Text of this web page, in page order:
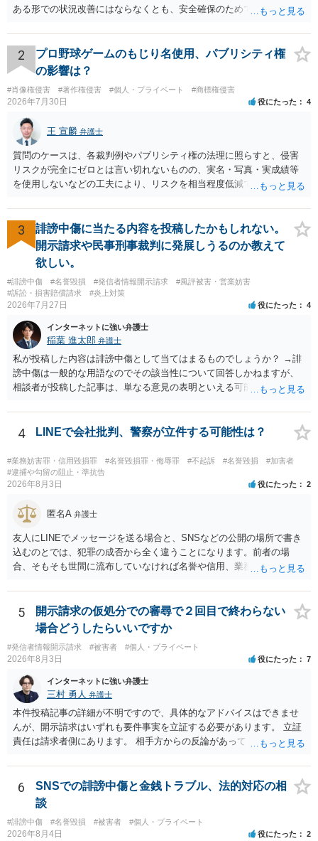
ある形での状況改善にはならなくとも、安全確保のためできることは
2
プロ野球ゲームのもじり名使用、パブリシティ権
の影響は？
#肖像権侵害 #著作権侵害 #個人・プライベート #商標権侵害
2026年7月30日 役にたった 4
王 宣麟 弁護士
質問のケースは、各裁判例やパブリシティ権の法理に照らすと、侵害
リスクが完全にゼロとは言い切れないものの、実名・写真・実成績等
を使用しないなどの工夫により、リスクを相当程度低減できる設計に
推測できる」という点は、裁判で争われた場合に「専ら顧客吸引力の
利用を目的とする」と判断される余地を残すため、一定の注意が必要
です。 また、広告収益の有無は、侵害判断に一定の影響を与える可能
性がありますが、決定的要因ではありません。 パブリシティ権侵害の
成否は、主に「専ら顧客吸引力の利用を目的とするか」という点で判
断されます。広告収益があることは「商業的目的」を強く示す要素で
すが、それだけで直ちに侵害となるわけではありません。完全無償・
非営利であれば「表現の自由」「創作物」としての側面が強く評価さ
れる可能性があります。一方、広告収益がある場合は「商業利用」と
しての色彩が強まり、リスクが高まる可能性があります。 公開前に変
更・確認しておく事項については、公開の場でアドバイスするにも限
界があるかと思うので、資料等を持参の上、弁護士に相談されること
も一つかと存じます。
3
誹謗中傷に当たる内容を投稿したかもしれない。
開示請求や民事刑事裁判に発展しうるのか教えて
欲しい。
#誹謗中傷 #名誉毀損 #発信者情報開示請求
#風評被害・営業妨害
#訴訟・損害賠償請求
#炎上対策
2026年7月27日 役にたった 4
インターネットに強い弁護士
稲葉 進太郎 弁護士
私が投稿した内容は誹謗中傷として当てはまるものでしょうか？ →誹
謗中傷は一般的な用語なのでその該当性について回答しかねますが、
相談者が投稿した記事は、単なる意見の表明といえる可能性が高く、
て、開示請求が認められたり、民事裁判や刑事裁判に発展しうるもの
でしょうか？ →権利侵害や、名誉毀損・侮辱に該当する可能性が低い
ため、民事裁判や刑事裁判に発展することはあまり考えられないよう
に思われます。
4 LINEで会社批判、警察が立件する可能性は？
#業務妨害罪・信用毀損罪 #名誉毀損罪・侮辱罪 #不起訴 #名誉毀損
#加害者
#逮捕や勾留の阻止・準抗告
2026年8月3日 役にたった 2
匿名A 弁護士
友人にLINEでメッセージを送る場合と、SNSなどの公開の場所で書き
込むのとでは、犯罪の成否から全く違うことになります。前者の場
合、そもそも世間に流布していなければ名誉や信用、業務にかかる犯
5
開示請求の仮処分での審尋で２回目で終わらない
場合どうしたらいいですか
#発信者情報開示請求 #被害者 #個人・プライベート
2026年8月3日 役にたった 7
インターネットに強い弁護士
三村 勇人 弁護士
本件投稿記事の詳細が不明ですので、具体的なアドバイスはできませ
んが、開示請求はいずれも要件事実を立証する必要があります。 立証
責任は請求者側にあります。 相手方からの反論があっても、裁判官が
方が口頭で反論したのは、仮処分は迅速性が要求されるためです。 書
面での反論となれば、より遅延する可能性がございます。 また、本件
はXのため、APのIPアドレスの保存期間の問題もございます。 開示請
求は法律知識が不可欠ですが、それだけでは足りず、実務を踏まえた
方法を選択することが重要です。
6
SNSでの誹謗中傷と金銭トラブル、法的対応の相
談
#誹謗中傷 #名誉毀損 #被害者 #個人・プライベート
2026年8月4日 役にたった 2